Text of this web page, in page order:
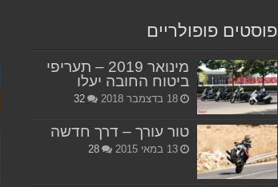
פוסטים פופולריים
מינואר 2019 – תעריפי
ביטוח החובה יעלו
18 בדצמבר 2018 32
טור עורך – דרך חדשה
13 במאי 2015 28